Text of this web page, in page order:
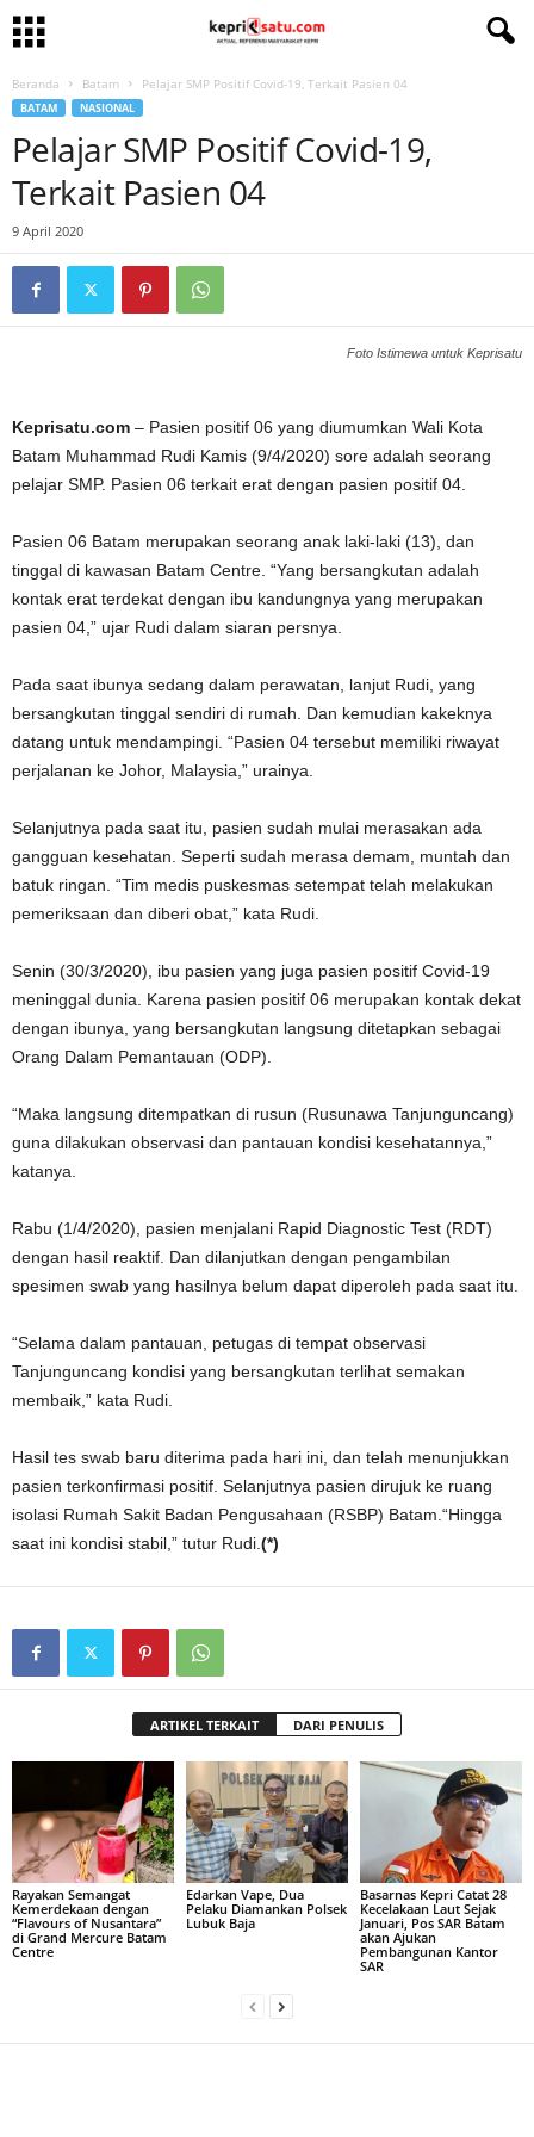
Beranda Batam Pelajar SMP Positif Covid-19, Terkait Pasien 04
BATAM NASIONAL
Pelajar SMP Positif Covid-19,
Terkait Pasien 04
9 April 2020
Foto Istimewa untuk Keprisatu
Keprisatu.com – Pasien positif 06 yang diumumkan Wali Kota
Batam Muhammad Rudi Kamis (9/4/2020) sore adalah seorang
pelajar SMP. Pasien 06 terkait erat dengan pasien positif 04.
Pasien 06 Batam merupakan seorang anak laki-laki (13), dan
tinggal di kawasan Batam Centre. “Yang bersangkutan adalah
kontak erat terdekat dengan ibu kandungnya yang merupakan
pasien 04,” ujar Rudi dalam siaran persnya.
Pada saat ibunya sedang dalam perawatan, lanjut Rudi, yang
bersangkutan tinggal sendiri di rumah. Dan kemudian kakeknya
datang untuk mendampingi. “Pasien 04 tersebut memiliki riwayat
perjalanan ke Johor, Malaysia,” urainya.
Selanjutnya pada saat itu, pasien sudah mulai merasakan ada
gangguan kesehatan. Seperti sudah merasa demam, muntah dan
batuk ringan. “Tim medis puskesmas setempat telah melakukan
pemeriksaan dan diberi obat,” kata Rudi.
Senin (30/3/2020), ibu pasien yang juga pasien positif Covid-19
meninggal dunia. Karena pasien positif 06 merupakan kontak dekat
dengan ibunya, yang bersangkutan langsung ditetapkan sebagai
Orang Dalam Pemantauan (ODP).
“Maka langsung ditempatkan di rusun (Rusunawa Tanjunguncang)
guna dilakukan observasi dan pantauan kondisi kesehatannya,”
katanya.
Rabu (1/4/2020), pasien menjalani Rapid Diagnostic Test (RDT)
dengan hasil reaktif. Dan dilanjutkan dengan pengambilan
spesimen swab yang hasilnya belum dapat diperoleh pada saat itu.
“Selama dalam pantauan, petugas di tempat observasi
Tanjunguncang kondisi yang bersangkutan terlihat semakan
membaik,” kata Rudi.
Hasil tes swab baru diterima pada hari ini, dan telah menunjukkan
pasien terkonfirmasi positif. Selanjutnya pasien dirujuk ke ruang
isolasi Rumah Sakit Badan Pengusahaan (RSBP) Batam.“Hingga
saat ini kondisi stabil,” tutur Rudi. (*)
ARTIKEL TERKAIT DARI PENULIS
Rayakan Semangat
Kemerdekaan dengan
“Flavours of Nusantara”
di Grand Mercure Batam
Centre
Edarkan Vape, Dua
Pelaku Diamankan Polsek
Lubuk Baja
Basarnas Kepri Catat 28
Kecelakaan Laut Sejak
Januari, Pos SAR Batam
akan Ajukan
Pembangunan Kantor
SAR